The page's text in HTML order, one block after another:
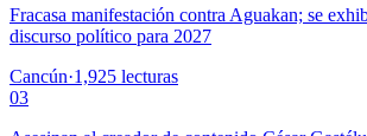
Fracasa manifestación contra Aguakan; se
discurso político para 2027
Cancún·1,925 lecturas
03